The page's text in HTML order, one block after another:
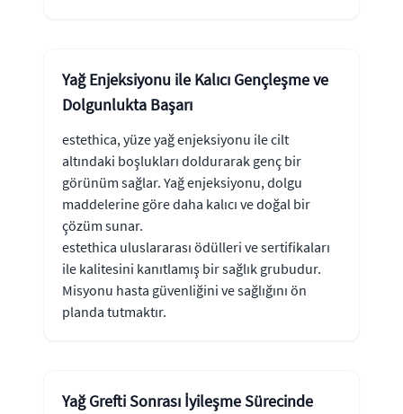
Yağ Enjeksiyonu ile Kalıcı Gençleşme ve
Dolgunlukta Başarı
estethica, yüze yağ enjeksiyonu ile cilt
altındaki boşlukları doldurarak genç bir
görünüm sağlar. Yağ enjeksiyonu, dolgu
maddelerine göre daha kalıcı ve doğal bir
çözüm sunar.
estethica uluslararası ödülleri ve sertifikaları
ile kalitesini kanıtlamış bir sağlık grubudur.
Misyonu hasta güvenliğini ve sağlığını ön
planda tutmaktır.
Yağ Grefti Sonrası İyileşme Sürecinde